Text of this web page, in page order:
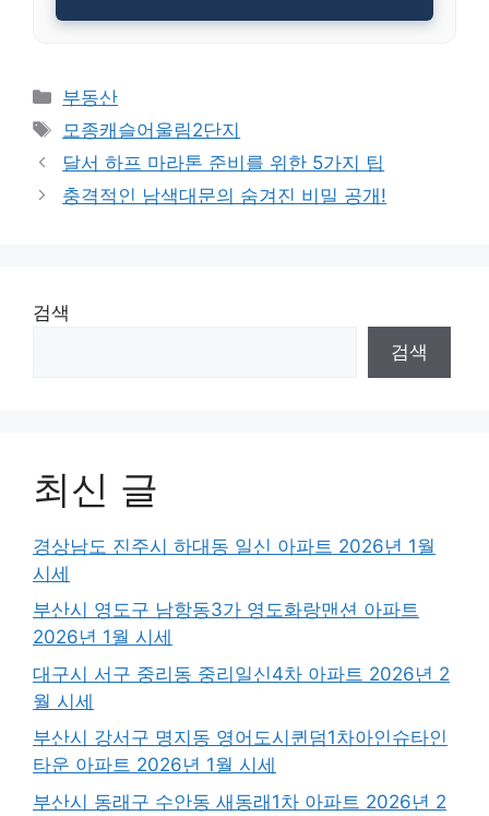
Categories
부동산
Tags
모종캐슬어울림2단지
달서 하프 마라톤 준비를 위한 5가지 팁
충격적인 남색대문의 숨겨진 비밀 공개!
검색
검색
최신 글
경상남도 진주시 하대동 일신 아파트 2026년 1월
시세
부산시 영도구 남항동3가 영도화랑맨션 아파트
2026년 1월 시세
대구시 서구 중리동 중리일신4차 아파트 2026년 2
월 시세
부산시 강서구 명지동 영어도시퀸덤1차아인슈타인
타운 아파트 2026년 1월 시세
부산시 동래구 수안동 새동래1차 아파트 2026년 2